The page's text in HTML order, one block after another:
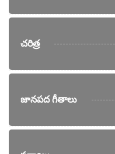
చరిత్ర
జానపద గీతాలు